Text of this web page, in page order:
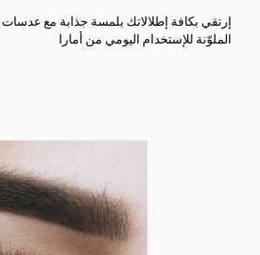
إرتقي بكافة إطلالاتك بلمسة جذابة مع
الملوّنة للإستخدام اليومي من أمارا